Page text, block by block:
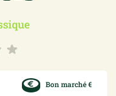
Bon marché €